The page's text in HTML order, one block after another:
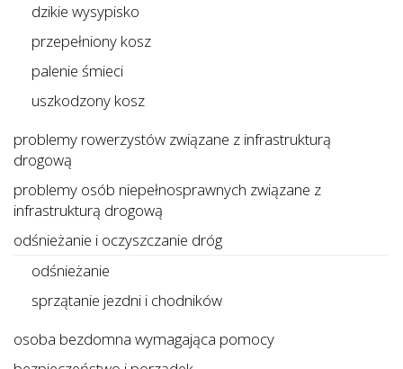
dzikie wysypisko
przepełniony kosz
palenie śmieci
uszkodzony kosz
problemy rowerzystów związane z infrastrukturą
drogową
problemy osób niepełnosprawnych związane z
infrastrukturą drogową
odśnieżanie i oczyszczanie dróg
odśnieżanie
sprzątanie jezdni i chodników
osoba bezdomna wymagająca pomocy